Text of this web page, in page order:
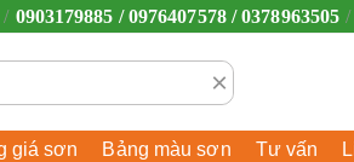
0903179885 / 0976407578 / 0378963505
×
giá sơn Bảng màu sơn Tư vấn